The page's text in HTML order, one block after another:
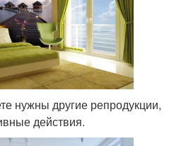
нужны другие репродукции,
действия.